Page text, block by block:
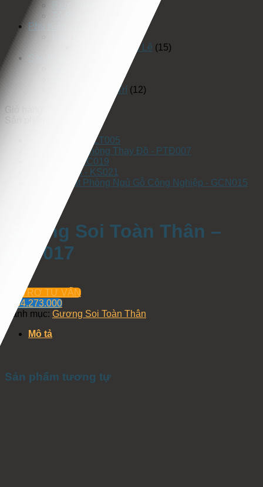
Phụ Kiện Trang Trí
Đèn Chùm Pha Lê (15)
Vách Ốp Trang Trí (12)
Giỏ hàng
Sản phẩm
Quầy Lễ Tân QLT005
Bộ Nội Thất Phòng Thay Đồ - PTĐ007
Rèm Cửa - RC019
Kệ Túi Xách - KS021
Bộ Nội Thất Phòng Ngủ Gỗ Công Nghiệp - GCN015
Gương Soi Toàn Thân –
GTT017
HỖ TRỢ TƯ VẤN
0934.273.000
Danh mục: Gương Soi Toàn Thân
Mô tả
Sản phẩm tương tự